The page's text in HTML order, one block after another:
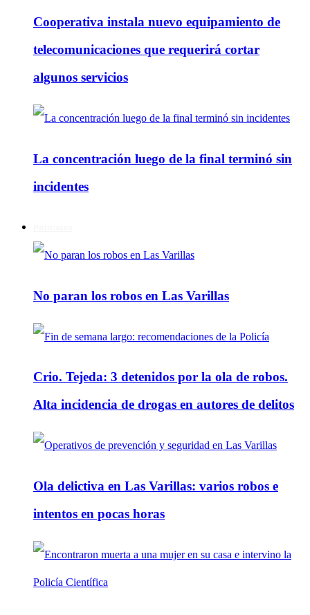
Cooperativa instala nuevo equipamiento de
telecomunicaciones que requerirá cortar
algunos servicios
La concentración luego de la final terminó sin
incidentes
No paran los robos en Las Varillas
Crio. Tejeda: 3 detenidos por la ola de robos.
Alta incidencia de drogas en autores de delitos
Ola delictiva en Las Varillas: varios robos e
intentos en pocas horas